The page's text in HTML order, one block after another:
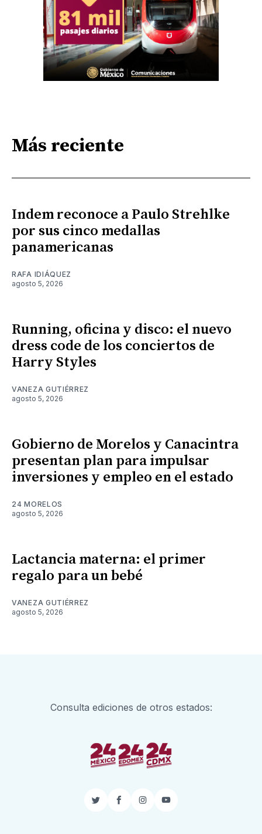
Más reciente
Indem reconoce a Paulo Strehlke
por sus cinco medallas
panamericanas
RAFA IDIÁQUEZ
agosto 5, 2026
Running, oficina y disco: el nuevo
dress code de los conciertos de
Harry Styles
VANEZA GUTIÉRREZ
agosto 5, 2026
Gobierno de Morelos y Canacintra
presentan plan para impulsar
inversiones y empleo en el estado
24 MORELOS
agosto 5, 2026
Lactancia materna: el primer
regalo para un bebé
VANEZA GUTIÉRREZ
agosto 5, 2026
Consulta ediciones de otros estados:
TwitterFacebook
InstagramYouTube